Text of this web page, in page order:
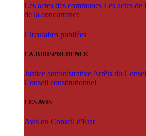
Les actes des communes Les actes
de la concurrence
Circulaires publiées
LA JURISPRUDENCE
Justice administrative Arrêts du
Conseil constitutionnel
LES AVIS
Avis du Conseil d'État